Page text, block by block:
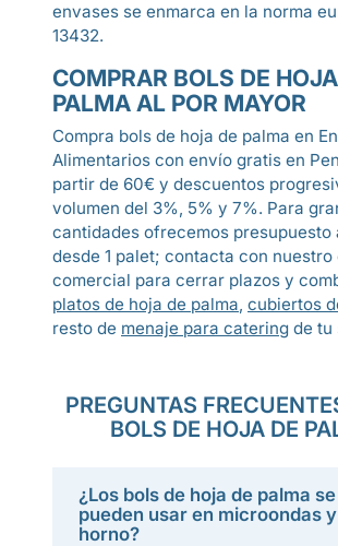
envases se enmarca en la norma
13432.
COMPRAR BOLS DE
PALMA AL POR MAYOR
Compra bols de hoja de palma en
Alimentarios con envío gratis en
partir de 60€ y descuentos
volumen del 3%, 5% y 7%. Para
cantidades ofrecemos presupuesto
desde 1 palet; contacta con nuestro
comercial para cerrar plazos y
platos de hoja de palma, cubiertos
resto de menaje para catering de tu
PREGUNTAS
BOLS DE HOJA DE
¿Los bols de hoja de palma se
pueden usar en microondas y
horno?